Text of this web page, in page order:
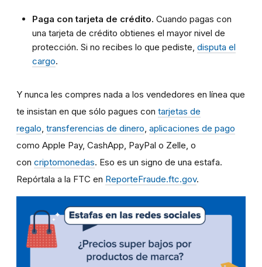
Paga con tarjeta de crédito. Cuando pagas con
una tarjeta de crédito obtienes el mayor nivel de
protección. Si no recibes lo que pediste, disputa el
cargo.
Y nunca les compres nada a los vendedores en línea que
te insistan en que sólo pagues con tarjetas de
regalo, transferencias de dinero, aplicaciones de pago
como Apple Pay, CashApp, PayPal o Zelle, o
con criptomonedas. Eso es un signo de una estafa.
Repórtala a la FTC en ReporteFraude.ftc.gov.